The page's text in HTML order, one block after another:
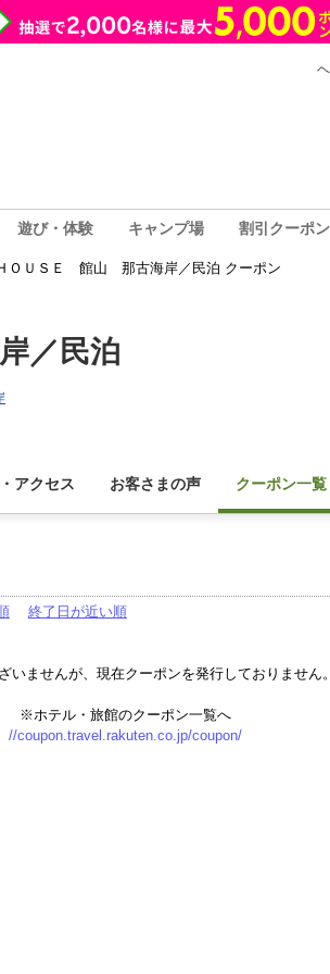
遊び・体験 キャンプ場 割引クーポン
ＯＵＳＥ 館山 那古海岸／民泊 クーポン
／民泊
アクセス お客さまの声 クーポン一覧
終了日が近い順
いませんが、現在クーポンを発行しておりません。
※ホテル・旅館のクーポン一覧へ
//coupon.travel.rakuten.co.jp/coupon/